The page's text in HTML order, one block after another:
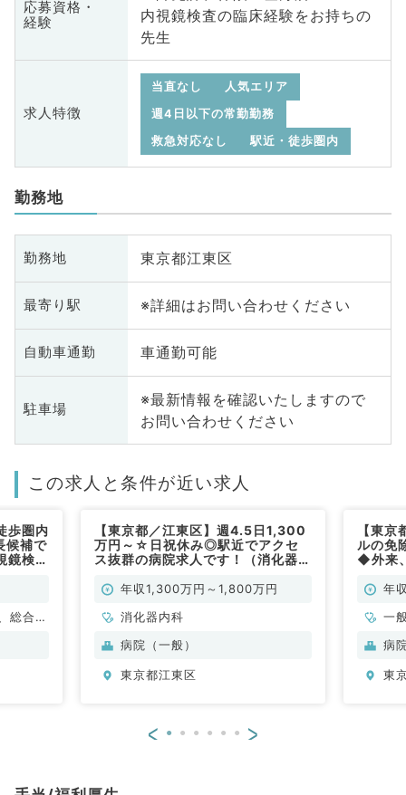
応募資格・
経験
内視鏡検査の臨床経験をお持ちの
先生
求人特徴
当直なし
人気エリア
週4日以下の常勤勤務
救急対応なし
駅近・徒歩圏内
勤務地
勤務地 東京都江東区
最寄り駅 ※詳細はお問い合わせください
自動車通勤 車通勤可能
駐車場
※最新情報を確認いたしますので
お問い合わせください
この求人と条件が近い求人
歩圏内
補で
鏡検査
総合診
【東京都／江東区】週4.5日1,300
万円～☆日祝休み◎駅近でアクセ
ス抜群の病院求人です！（消化器内
年収1,300万円～1,800万円
消化器内科
病院（一般）
東京都江東区
【東
ルの免
◆外来
年
一
科
病
東
< >